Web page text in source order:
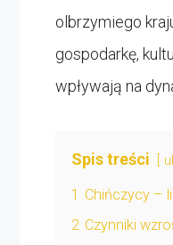
olbrzymiego
gospodarkę,
wpływają na
Spis treści
1 Chińczycy –
2 Czynniki